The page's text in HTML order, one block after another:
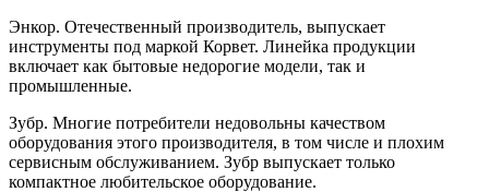
Энкор. Отечественный производитель, выпускает
инструменты под маркой Корвет. Линейка продукции
включает как бытовые недорогие модели, так и
промышленные.
Зубр. Многие потребители недовольны качеством
оборудования этого производителя, в том числе и плохим
сервисным обслуживанием. Зубр выпускает только
компактное любительское оборудование.